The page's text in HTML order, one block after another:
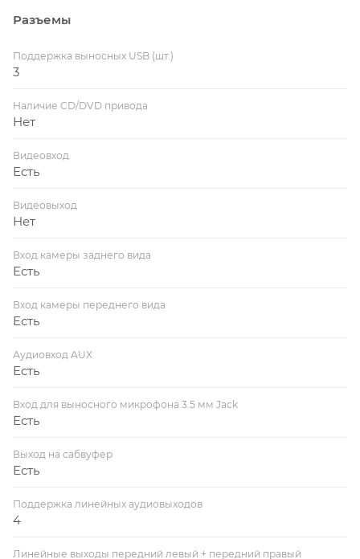
Разъемы
Поддержка выносных USB (шт.)
3
Наличие CD/DVD привода
Нет
Видеовход
Есть
Видеовыход
Нет
Вход камеры заднего вида
Есть
Вход камеры переднего вида
Есть
Аудиовход AUX
Есть
Вход для выносного микрофона 3.5 мм Jack
Есть
Выход на сабвуфер
Есть
Поддержка линейных аудиовыходов
4
Линейные выходы передний левый + передний правый